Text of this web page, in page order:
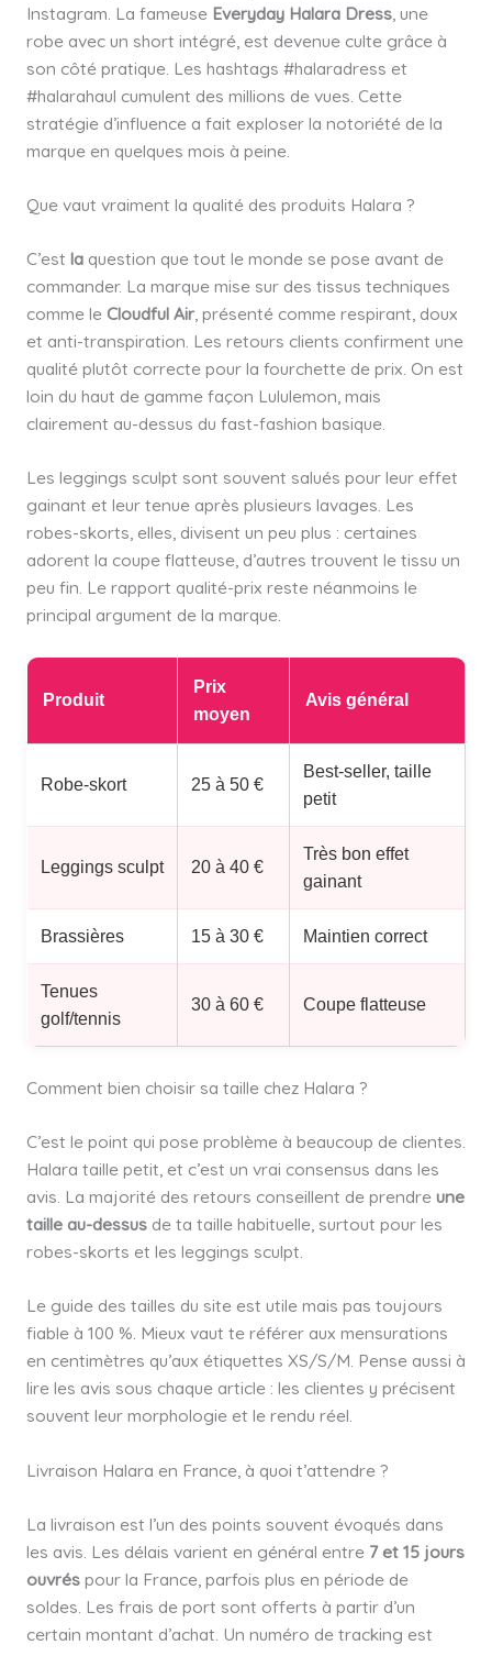
Instagram. La fameuse Everyday Halara Dress, une
robe avec un short intégré, est devenue culte grâce à
son côté pratique. Les hashtags #halaradress et
#halarahaul cumulent des millions de vues. Cette
stratégie d’influence a fait exploser la notoriété de la
marque en quelques mois à peine.
Que vaut vraiment la qualité des produits Halara ?
C’est laquestion que tout le monde se pose avant de
commander. La marque mise sur des tissus techniques
comme le Cloudful Air, présenté comme respirant, doux
et anti-transpiration. Les retours clients confirment une
qualité plutôt correcte pour la fourchette de prix. On est
loin du haut de gamme façon Lululemon, mais
clairement au-dessus du fast-fashion basique.
Les leggings sculpt sont souvent salués pour leur effet
gainant et leur tenue après plusieurs lavages. Les
robes-skorts, elles, divisent un peu plus : certaines
adorent la coupe flatteuse, d’autres trouvent le tissu un
peu fin. Le rapport qualité-prix reste néanmoins le
principal argument de la marque.
Produit
Prix
moyen
Avis général
Robe-skort 25 à 50 €
Best-seller, taille
petit
Leggings sculpt 20 à 40 €
Très bon effet
gainant
Brassières 15 à 30 € Maintien correct
Tenues
golf/tennis
30 à 60 € Coupe flatteuse
Comment bien choisir sa taille chez Halara ?
C’est le point qui pose problème à beaucoup de clientes.
Halara taille petit, et c’est un vrai consensus dans les
avis. La majorité des retours conseillent de prendre une
taille au-dessusde ta taille habituelle, surtout pour les
robes-skorts et les leggings sculpt.
Le guide des tailles du site est utile mais pas toujours
fiable à 100 %. Mieux vaut te référer aux mensurations
en centimètres qu’aux étiquettes XS/S/M. Pense aussi à
lire les avis sous chaque article : les clientes y précisent
souvent leur morphologie et le rendu réel.
Livraison Halara en France, à quoi t’attendre ?
La livraison est l’un des points souvent évoqués dans
les avis. Les délais varient en général entre 7 et 15 jours
ouvréspour la France, parfois plus en période de
soldes. Les frais de port sont offerts à partir d’un
certain montant d’achat. Un numéro de tracking est